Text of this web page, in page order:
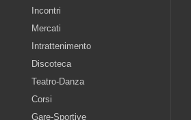
Incontri
Mercati
Intrattenimento
Discoteca
Teatro-Danza
Corsi
Gare-Sportive